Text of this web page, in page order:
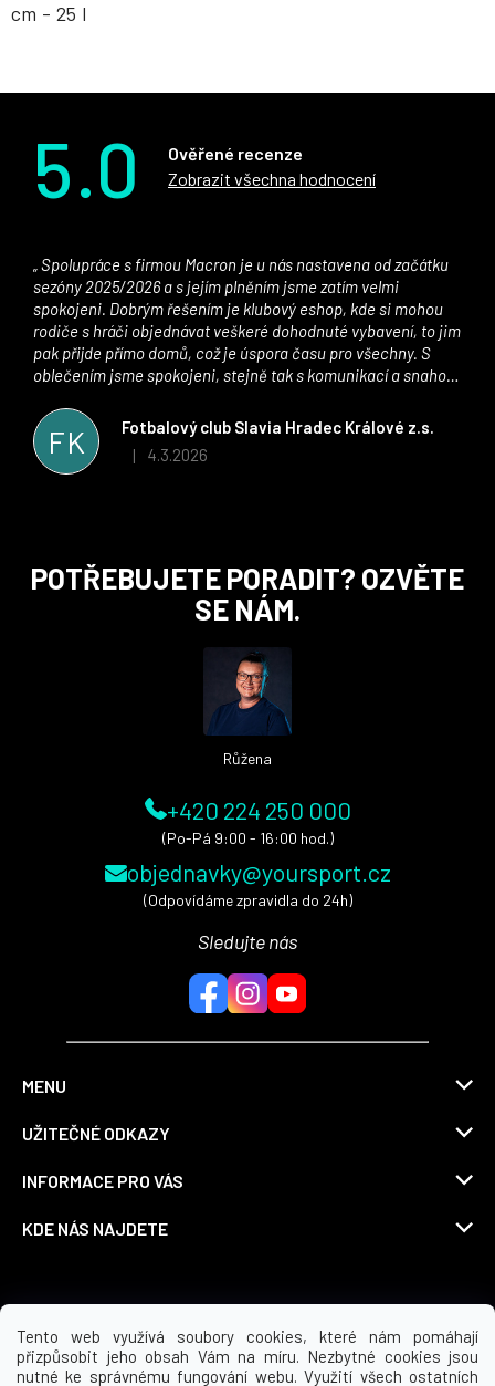
Tento web využívá soubory cookies, které nám pomáhají
přizpůsobit jeho obsah Vám na míru. Nezbytné cookies jsou
nutné ke správnému fungování webu. Využití všech ostatních
cm - 25 l
5.0
Ověřené recenze
Zobrazit všechna hodnocení
FK
Fotbalový club Slavia Hradec Králové z.s.
Hodnocení obchodu je 5 z 5 hvězdiček.
| 4.3.2026
sezóny 2025/2026 a s jejím plněním jsme zatím velmi
spokojeni. Dobrým řešením je klubový eshop, kde si mohou
rodiče s hráči objednávat veškeré dohodnuté vybavení, to jim
pak přijde přímo domů, což je úspora času pro všechny. S
oblečením jsme spokojeni, stejně tak s komunikací a snahou
stran. Věříme, že v tomto duchu bude spolupráce pokračovat
i nadále, nyní už začínáme řešit i první sady dresů ;)
POTŘEBUJETE PORADIT? OZVĚTE
SE NÁM.
Růžena
+420 224 250 000
(Po-Pá 9:00 - 16:00 hod.)
objednavky@yoursport.cz
(Odpovídáme zpravidla do 24h)
Sledujte nás
MENU
UŽITEČNÉ ODKAZY
INFORMACE PRO VÁS
KDE NÁS NAJDETE
Možnosti dopravy